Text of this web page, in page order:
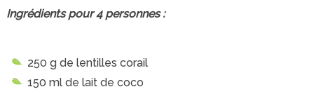
Ingrédients pour 4 personnes :
250 g de lentilles corail
150 ml de lait de coco